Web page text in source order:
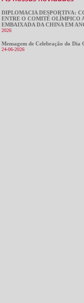
DIPLOMACIA DESPORTIVA:
ENTRE O COMITÉ OLÍMPICO
EMBAIXADA DA CHINA EM
2026
Mensagem de Celebração do Dia
24-06-2026